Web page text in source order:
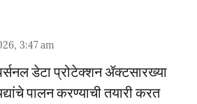
3:47 am
डेटा प्रोटेक्शन ॲक्टसारख्या
पालन करण्याची तयारी करत